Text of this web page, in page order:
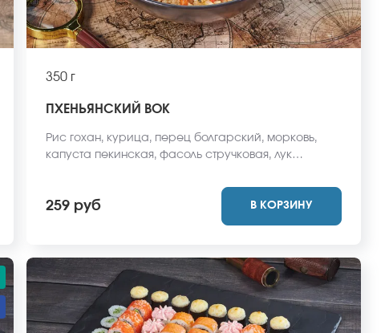
350 г
ПХЕНЬЯНСКИЙ ВОК
Рис гохан, курица, перец болгарский, морковь,
капуста пекинская, фасоль стручковая, лук
может отличаться от фото на сайте.
259 руб В КОРЗИНУ